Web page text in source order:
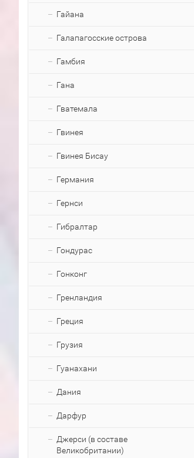
Гайана
Галапагосские острова
Гамбия
Гана
Гватемала
Гвинея
Гвинея Бисау
Германия
Гернси
Гибралтар
Гондурас
Гонконг
Гренландия
Греция
Грузия
Гуанахани
Дания
Дарфур
Джерси (в составе
Великобритании)